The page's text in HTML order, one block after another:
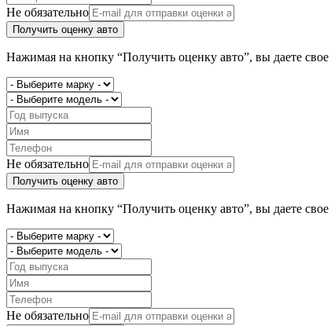
Не обязательно
Получить оценку авто
Нажимая на кнопку “Получить оценку авто”, вы даете свое
Не обязательно
Получить оценку авто
Нажимая на кнопку “Получить оценку авто”, вы даете свое
Не обязательно